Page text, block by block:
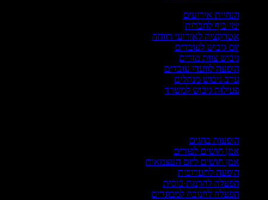
הנחיית אירועים
ימי כיף לחברות
אטרקציה לאירועי רווחה
יום גיבוש לעובדים
גיבוש צוות מורים
הופעה לוועדי עובדים
ערב גיבוש מנהלים
פעילות גיבוש למשרד
הופעות בחגים
אמן חושים לפורים
אמן חושים ליום העצמאות
הופעה לתערוכות
הפעלה להרמת כוסית
הפעלה לחנוכה למבוגרים